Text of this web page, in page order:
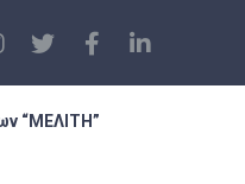
“ΜΕΛΙΤΗ”